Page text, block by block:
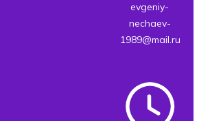
evgeniy-
nechaev-
1989@mail.ru